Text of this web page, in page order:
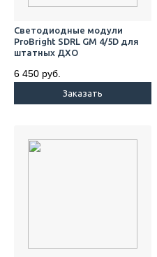
Cветодиодные модули
ProBright SDRL GM 4/5D для
штатных ДХО
6 450 руб.
Заказать